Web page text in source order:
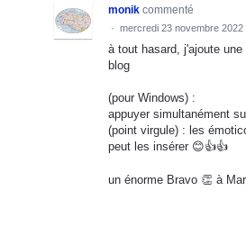
monik commenté
· mercredi 23 novembre 2022
à tout hasard, j'ajoute
blog
(pour Windows) :
appuyer simultanément
(point virgule) : les
peut les insérer 😊👍👍
un énorme Bravo 👏 à